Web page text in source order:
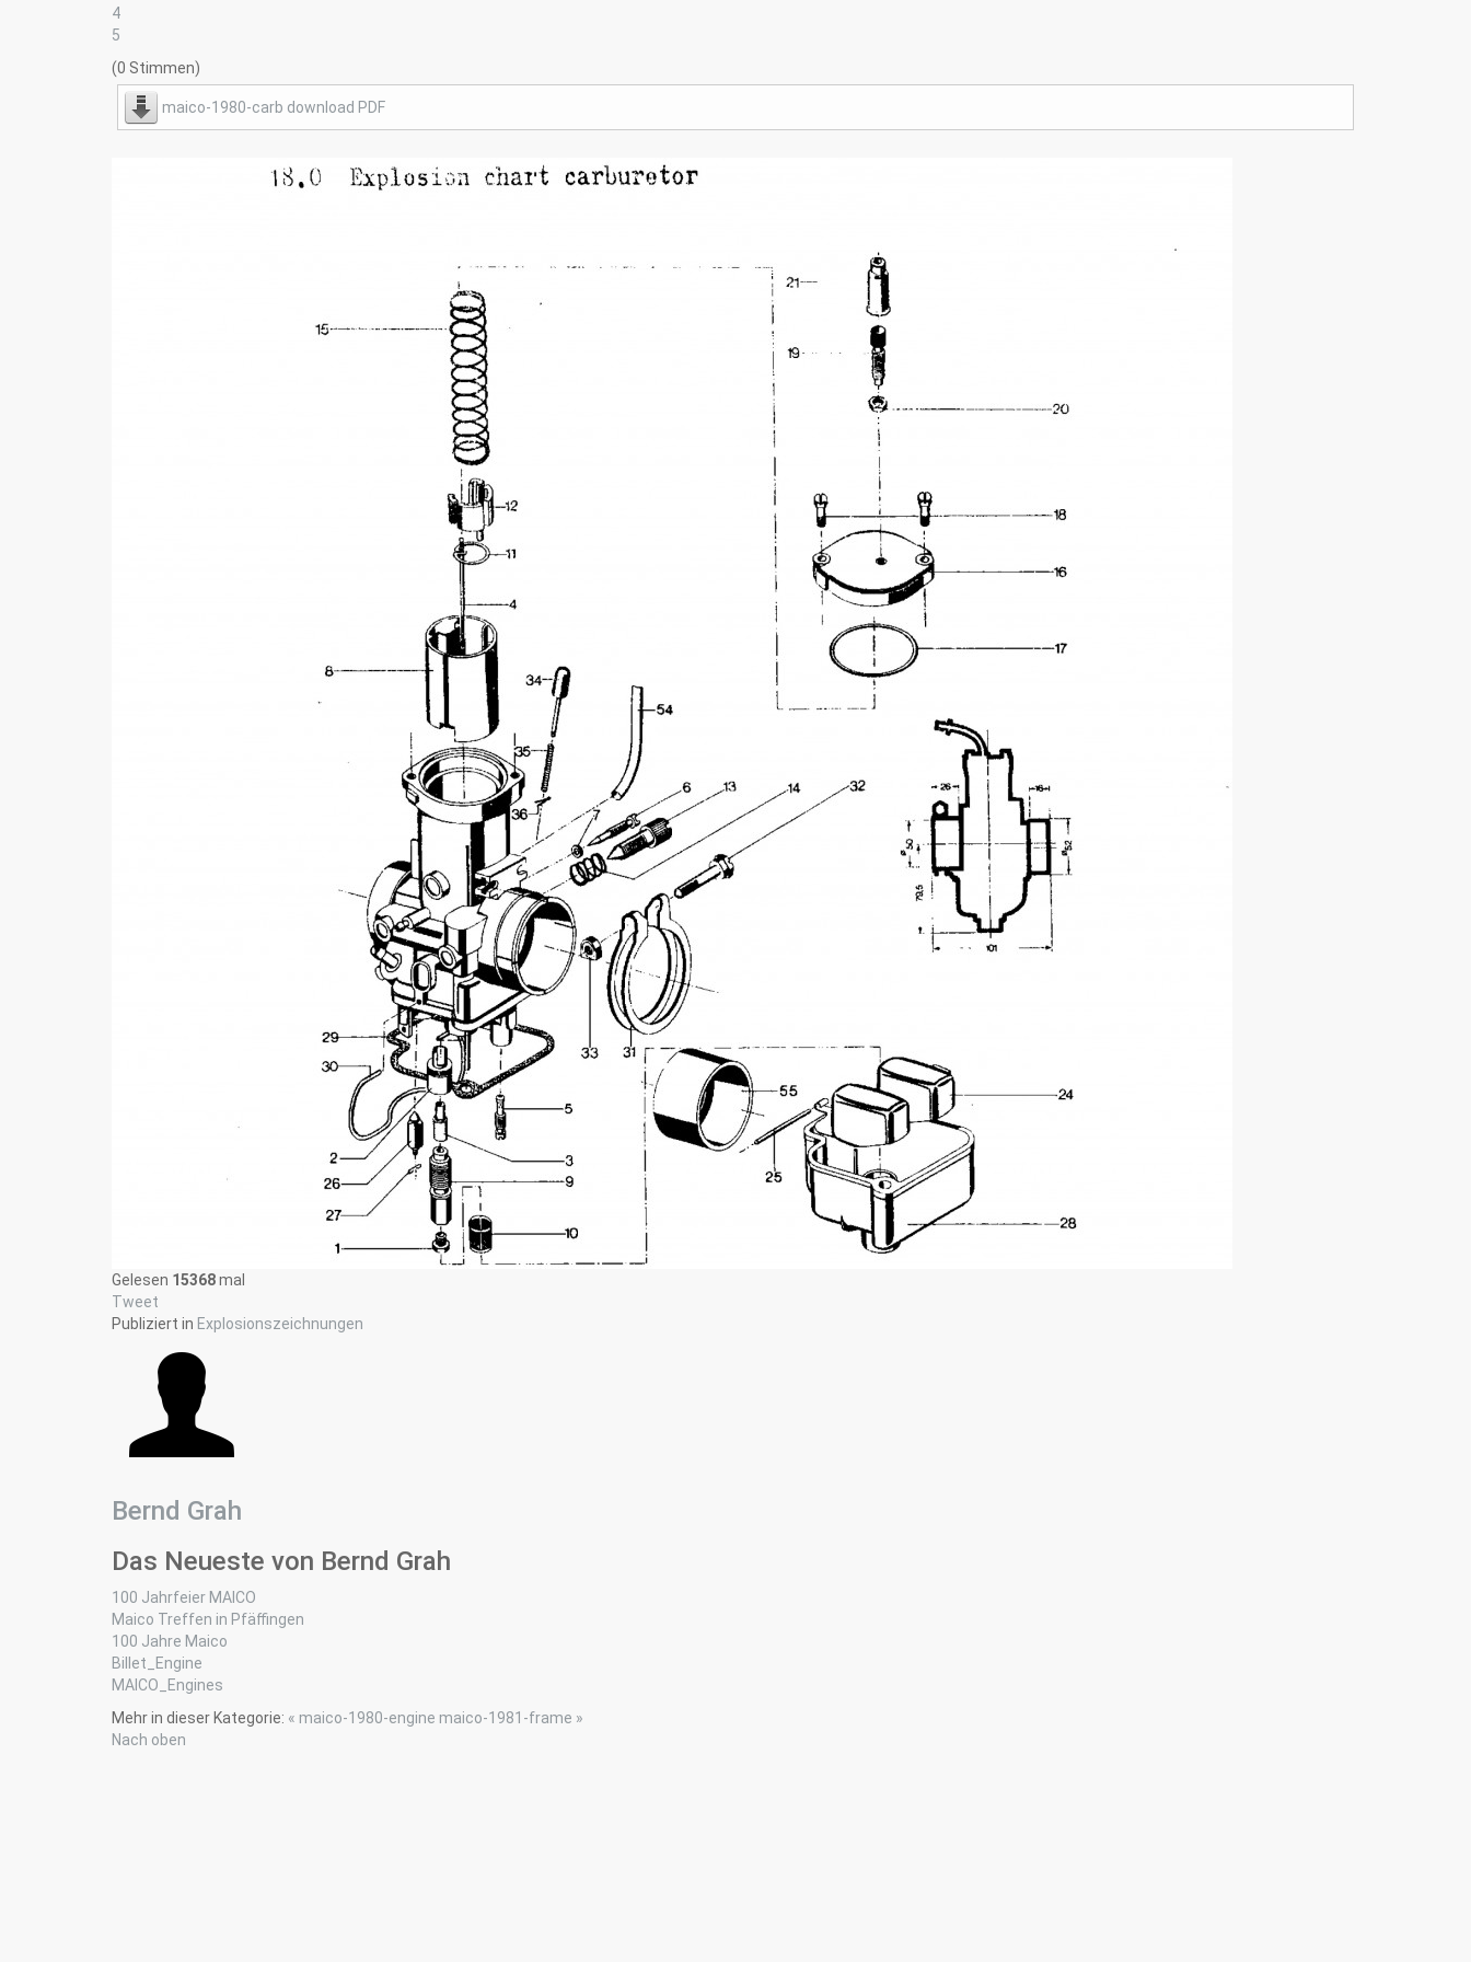
4
5
(0 Stimmen)
maico-1980-carb download PDF
Gelesen 15368mal
Tweet
Publiziert in Explosionszeichnungen
Bernd Grah
Das Neueste von Bernd Grah
100 Jahrfeier MAICO
Maico Treffen in Pfäffingen
100 Jahre Maico
Billet_Engine
MAICO_Engines
Mehr in dieser Kategorie: « maico-1980-engine maico-1981-frame »
Nach oben